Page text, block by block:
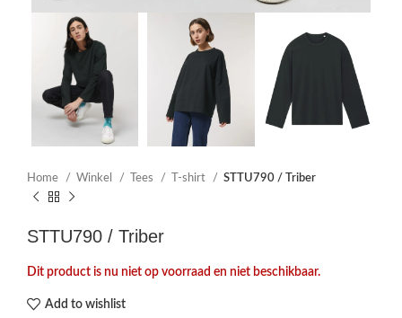
Home Winkel Tees T-shirt STTU790 / Triber
STTU790 / Triber
Dit product is nu niet op voorraad en niet beschikbaar.
Add to wishlist